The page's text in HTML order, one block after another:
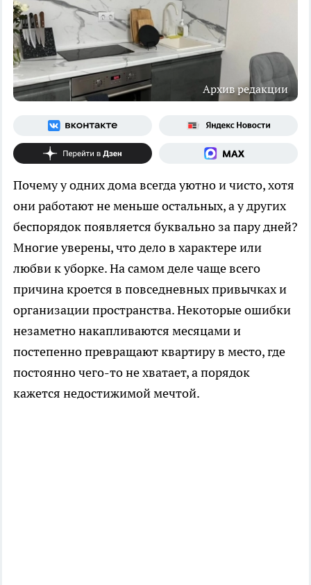
Архив редакции
Почему у одних дома всегда уютно и чисто, хотя
они работают не меньше остальных, а у других
беспорядок появляется буквально за пару дней?
Многие уверены, что дело в характере или
любви к уборке. На самом деле чаще всего
причина кроется в повседневных привычках и
организации пространства. Некоторые ошибки
незаметно накапливаются месяцами и
постепенно превращают квартиру в место, где
постоянно чего-то не хватает, а порядок
кажется недостижимой мечтой.